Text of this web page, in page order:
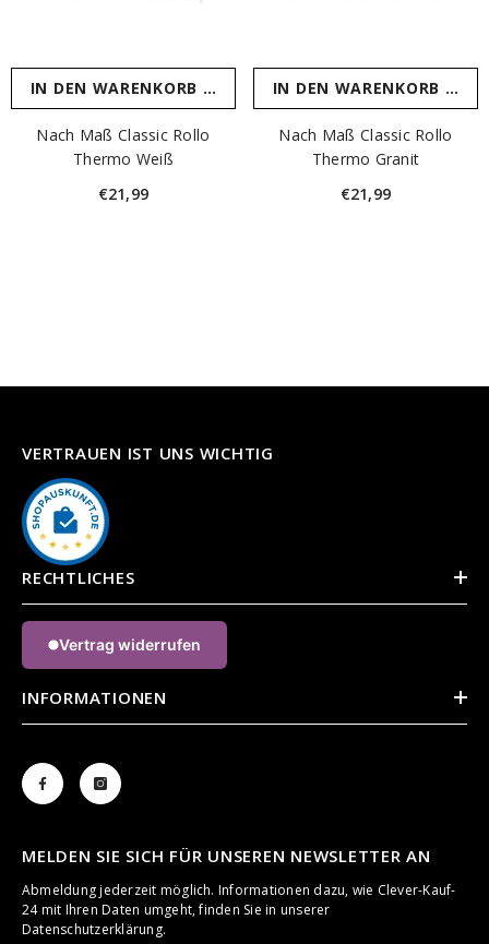
IN DEN WARENKORB LEGEN
Nach Maß Classic Rollo
Thermo Weiß
€21,99
IN DEN WARENKORB
Nach Maß Classic Rollo
Thermo Granit
€21,99
VERTRAUEN IST UNS WICHTIG
RECHTLICHES
Vertrag widerrufen
INFORMATIONEN
MELDEN SIE SICH FÜR UNSEREN NEWSLETTER AN
Abmeldung jederzeit möglich. Informationen dazu, wie Clever-Kauf-
24 mit Ihren Daten umgeht, finden Sie in unserer
Datenschutzerklärung.